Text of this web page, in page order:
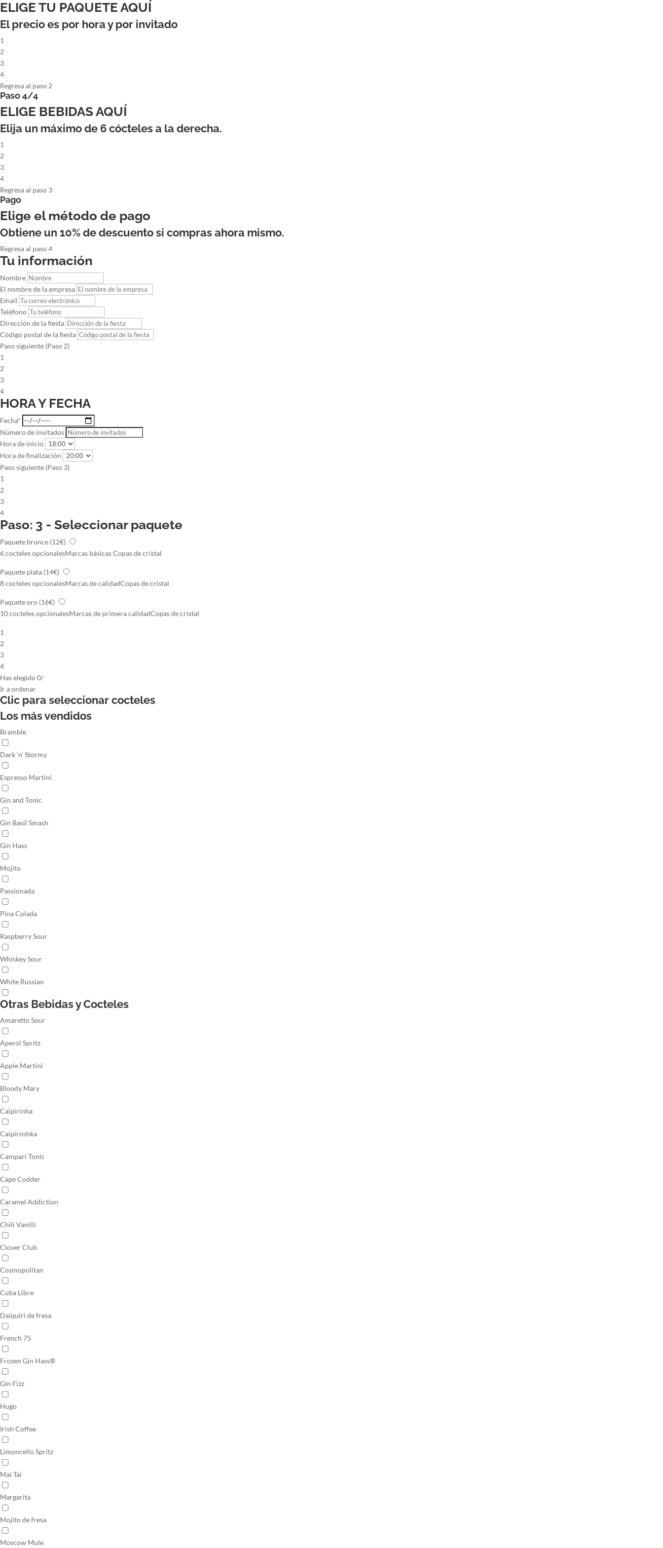
ELIGE TU PAQUETE AQUÍ
El precio es por hora y por invitado
1
2
3
4
Regresa al paso 2
Paso 4/4
ELIGE BEBIDAS AQUÍ
Elija un máximo de 6cócteles a la derecha.
1
2
3
4
Regresa al paso 3
Pago
Elige el método de pago
Obtiene un 10% de descuento si compras ahora mismo.
Regresa al paso 4
Tu información
Nombre
El nombre de la empresa
Email
Teléfono
Dirección de la fiesta
Código postal de la fiesta
Paso siguiente (Paso 2)
1
2
3
4
HORA Y FECHA
Fecha*
Número de invitados
Hora de inicio
Hora de finalización
Paso siguiente (Paso 3)
1
2
3
4
Paso: 3 - Seleccionar paquete
Paquete bronce (12€)
6 cocteles opcionalesMarcas básicasCopas de cristal
Paquete plata (14€)
8 cocteles opcionalesMarcas de calidadCopas de cristal
Paquete oro (16€)
10 cocteles opcionalesMarcas de primera calidadCopas de cristal
1
2
3
4
Has elegido0/
Ira ordenar
Clic para seleccionarcocteles
Los más vendidos
Bramble
Dark ‘n’ Stormy
Espresso Martini
Gin and Tonic
Gin Basil Smash
Gin Hass
Mojito
Passionada
Pina Colada
Raspberry Sour
Whiskey Sour
White Russian
Otras Bebidas y Cocteles
Amaretto Sour
Aperol Spritz
Apple Martini
Bloody Mary
Caipirinha
Caipiroshka
Campari Tonic
Cape Codder
Caramel Addiction
Chili Vanilli
Clover Club
Cosmopolitan
Cuba Libre
Daiquiri de fresa
French 75
Frozen Gin Hass®
Gin Fizz
Hugo
Irish Coffee
Limoncello Spritz
Mai Tai
Margarita
Mojito de fresa
Moscow Mule